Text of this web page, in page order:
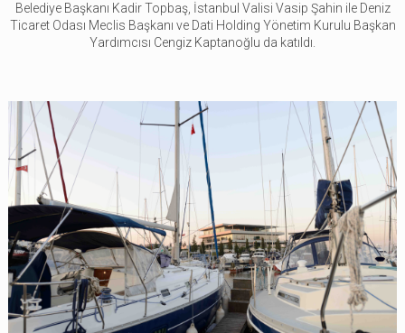
Belediye Başkanı Kadir Topbaş, İstanbul Valisi Vasip Şahin ile Deniz
Ticaret Odası Meclis Başkanı ve Dati Holding Yönetim Kurulu Başkan
Yardımcısı Cengiz Kaptanoğlu da katıldı.